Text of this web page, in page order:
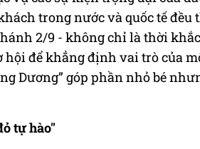
trong nước và quốc tế đều
2/9 - không chỉ là thời
hội để khẳng định vai trò của
Dương” góp phần nhỏ bé
tự hào"